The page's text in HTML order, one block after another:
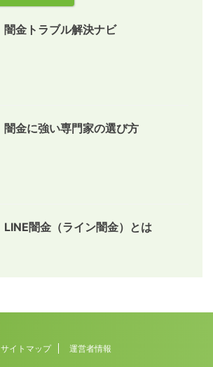
闇金トラブル解決ナビ
闇金に強い専門家の選び方
LINE闇金（ライン闇金）とは
サイトマップ 運営者情報